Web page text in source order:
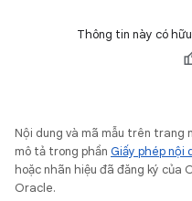
Thông tin này có
Nội dung và mã mẫu trên trang
mô tả trong phần Giấy phép nội
hoặc nhãn hiệu đã đăng ký của
Oracle.